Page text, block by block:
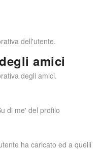
dell'utente.
amici
degli amici.
di me' del profilo
ha caricato ed a quelli